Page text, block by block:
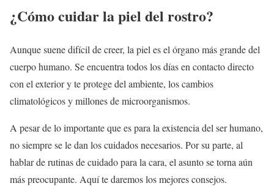
¿Cómo cuidar la piel del rostro?
Aunque suene difícil de creer, la piel es el órgano más grande del
cuerpo humano. Se encuentra todos los días en contacto directo
con el exterior y te protege del ambiente, los cambios
climatológicos y millones de microorganismos.
A pesar de lo importante que es para la existencia del ser humano,
no siempre se le dan los cuidados necesarios. Por su parte, al
hablar de rutinas de cuidado para la cara, el asunto se torna aún
más preocupante. Aquí te daremos los mejores consejos.